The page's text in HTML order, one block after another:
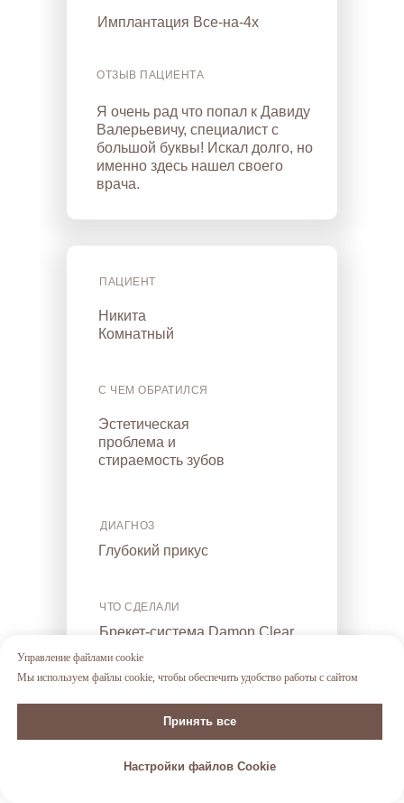
Моя давняя проблема наконец
несколько клиник - здесь нашел
Брекет-система Damon Clear
ЧТО СДЕЛАЛИ
Эстетическая
проблема и
стираемость зубов
С ЧЕМ ОБРАТИЛСЯ
Глубокий прикус
ДИАГНОЗ
Никита
Комнатный
ПАЦИЕНТ
Я очень рад что попал к Давиду
Валерьевичу, специалист с
большой буквы! Искал долго, но
именно здесь нашел своего
врача.
ОТЗЫВ ПАЦИЕНТА
Имплантация Все-на-4х
Управление файлами cookie
Мы используем файлы cookie, чтобы обеспечить удобство работы с сайтом
Принять все
Настройки файлов Cookie